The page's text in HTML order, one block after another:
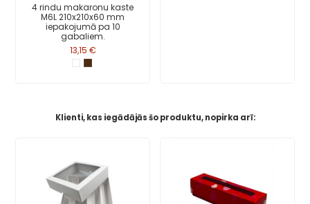
4 rindu makaronu kaste
M6L 210x210x60 mm
iepakojumā pa 10
gabaliem.
13,15 €
Klienti, kas iegādājās šo produktu, nopirka arī: